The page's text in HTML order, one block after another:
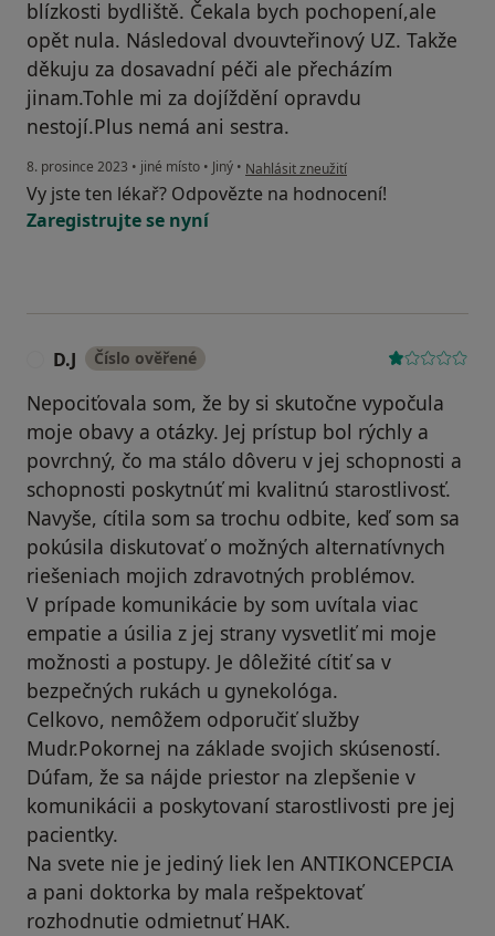
blízkosti bydliště. Čekala bych pochopení,ale
opět nula. Následoval dvouvteřinový UZ. Takže
děkuju za dosavadní péči ale přecházím
jinam.Tohle mi za dojíždění opravdu
nestojí.Plus nemá ani sestra.
8. prosince 2023 • jiné místo • Jiný • podle názoru uživatele J.K.S.
Nahlásit zneužití
Vy jste ten lékař? Odpovězte na hodnocení!
Zaregistrujte se nyní
D.J Číslo ověřené
Nepociťovala som, že by si skutočne vypočula
moje obavy a otázky. Jej prístup bol rýchly a
povrchný, čo ma stálo dôveru v jej schopnosti a
schopnosti poskytnúť mi kvalitnú starostlivosť.
Navyše, cítila som sa trochu odbite, keď som sa
pokúsila diskutovať o možných alternatívnych
riešeniach mojich zdravotných problémov.
V prípade komunikácie by som uvítala viac
empatie a úsilia z jej strany vysvetliť mi moje
možnosti a postupy. Je dôležité cítiť sa v
bezpečných rukách u gynekológa.
Celkovo, nemôžem odporučiť služby
Mudr.Pokornej na základe svojich skúseností.
Dúfam, že sa nájde priestor na zlepšenie v
komunikácii a poskytovaní starostlivosti pre jej
pacientky.
Na svete nie je jediný liek len ANTIKONCEPCIA
a pani doktorka by mala rešpektovať
rozhodnutie odmietnuť HAK.